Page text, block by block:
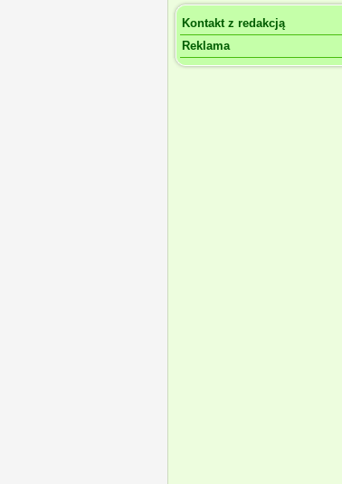
Kontakt z redakcją
Reklama